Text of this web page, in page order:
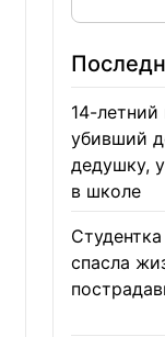
14-
убивший
дедушку,
в школе
спасла